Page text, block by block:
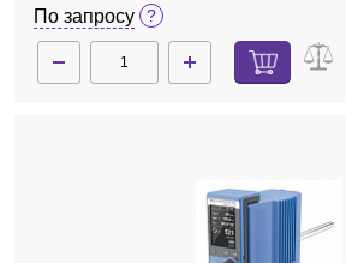
По запросу